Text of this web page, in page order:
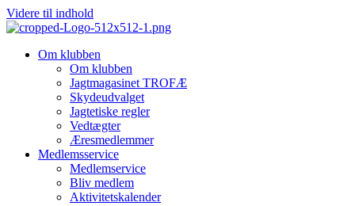
Videre til indhold
Om klubben
Om klubben
Jagtmagasinet TROFÆ
Skydeudvalget
Jagtetiske regler
Vedtægter
Æresmedlemmer
Medlemsservice
Medlemservice
Bliv medlem
Aktivitetskalender